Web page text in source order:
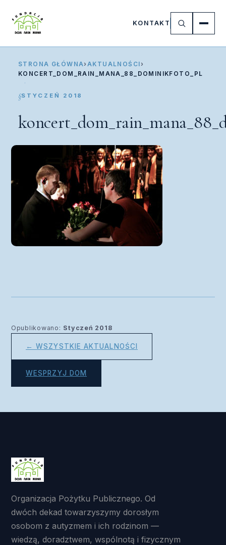
KONTAKT
STRONA GŁÓWNA› AKTUALNOŚCI ›
KONCERT_DOM_RAIN_MANA_88_DOMINIKFOTO_PL
STYCZEŃ 2018
Opublikowano: Styczeń 2018
← WSZYSTKIE AKTUALNOŚCI
WESPRZYJ DOM
Organizacja Pożytku Publicznego. Od
dwóch dekad towarzyszymy dorosłym
osobom z autyzmem i ich rodzinom —
wiedzą, doradztwem, wspólnotą i fizycznym